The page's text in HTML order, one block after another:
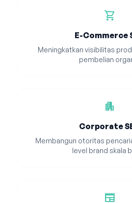
shopping_cart
E-Commerce
Meningkatkan visibilitas
pembelian
apartment
Corporate
Membangun otoritas
level brand skala
newspaper